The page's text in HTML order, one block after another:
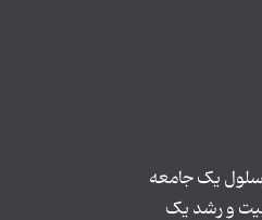
سلول یک جامعه
و رشد یک